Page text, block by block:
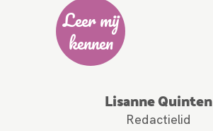
Leer mij
kennen
Lisanne Quinten
Redactielid